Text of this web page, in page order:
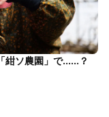
紺ソ農園」で……？